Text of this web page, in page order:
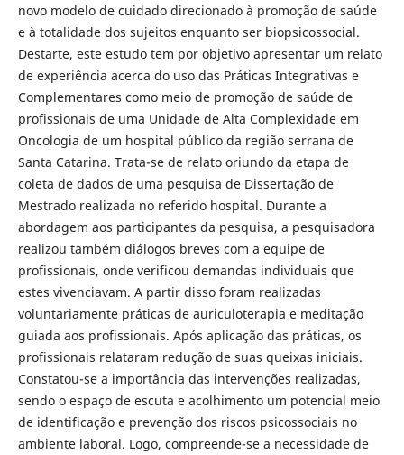
novo modelo de cuidado direcionado à promoção de saúde
e à totalidade dos sujeitos enquanto ser biopsicossocial.
Destarte, este estudo tem por objetivo apresentar um relato
de experiência acerca do uso das Práticas Integrativas e
Complementares como meio de promoção de saúde de
profissionais de uma Unidade de Alta Complexidade em
Oncologia de um hospital público da região serrana de
Santa Catarina. Trata-se de relato oriundo da etapa de
coleta de dados de uma pesquisa de Dissertação de
Mestrado realizada no referido hospital. Durante a
abordagem aos participantes da pesquisa, a pesquisadora
realizou também diálogos breves com a equipe de
profissionais, onde verificou demandas individuais que
estes vivenciavam. A partir disso foram realizadas
voluntariamente práticas de auriculoterapia e meditação
guiada aos profissionais. Após aplicação das práticas, os
profissionais relataram redução de suas queixas iniciais.
Constatou-se a importância das intervenções realizadas,
sendo o espaço de escuta e acolhimento um potencial meio
de identificação e prevenção dos riscos psicossociais no
ambiente laboral. Logo, compreende-se a necessidade de